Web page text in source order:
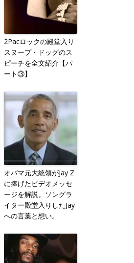
2Pacロックの殿堂入り
スヌープ・ドッグのス
ピーチを全文紹介【パ
ート③】
オバマ元大統領がJay Z
に捧げたビデオメッセ
ージを解説。ソングラ
イター殿堂入りしたJay
への言葉と想い。